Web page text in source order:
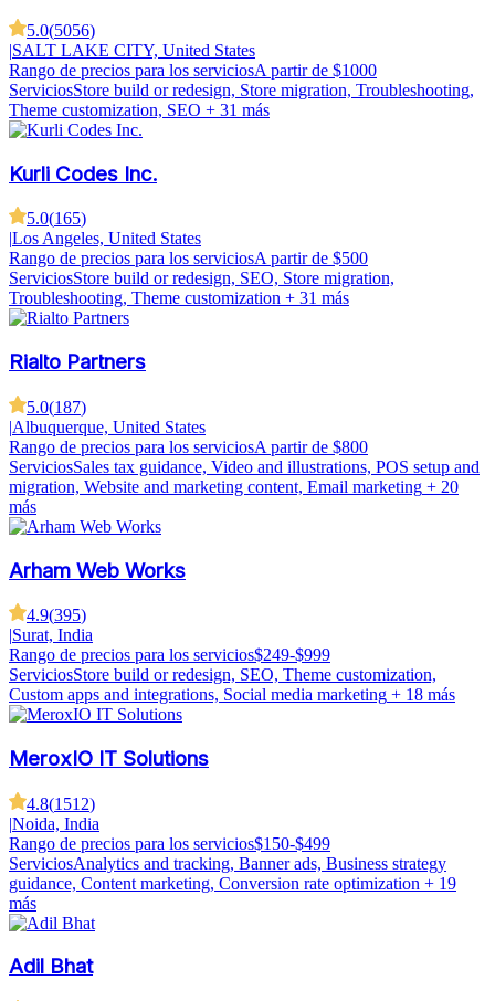
5.0(5056)
|SALT LAKE CITY, United States
Rango de precios para los serviciosA partir de $1000
ServiciosStore build or redesign, Store migration, Troubleshooting,
Theme customization, SEO + 31 más
Kurli Codes Inc.
5.0(165)
|Los Angeles, United States
Rango de precios para los serviciosA partir de $500
ServiciosStore build or redesign, SEO, Store migration,
Troubleshooting, Theme customization + 31 más
Rialto Partners
5.0(187)
|Albuquerque, United States
Rango de precios para los serviciosA partir de $800
ServiciosSales tax guidance, Video and illustrations, POS setup and
migration, Website and marketing content, Email marketing + 20
más
Arham Web Works
4.9(395)
|Surat, India
Rango de precios para los servicios$249-$999
ServiciosStore build or redesign, SEO, Theme customization,
Custom apps and integrations, Social media marketing + 18 más
MeroxIO IT Solutions
4.8(1512)
|Noida, India
Rango de precios para los servicios$150-$499
ServiciosAnalytics and tracking, Banner ads, Business strategy
guidance, Content marketing, Conversion rate optimization + 19
más
Adil Bhat